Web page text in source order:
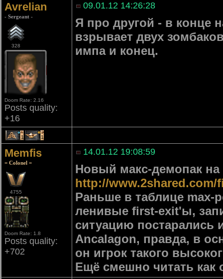
Avrelian
- Sergeant -
328
Doom Rate: 2.16
Posts quality:
+16
09.01.12 14:26:28
Я про другой - в конце
взрывает двух
импа и конец.
1 1
Memfis
= Colonel =
4755
Doom Rate: 1.8
Posts quality:
+702
14.01.12 19:08:59
Новый макс-демопак на
http://www.2shared.com/
Раньше в таблице max-
ленивые first-exit'ы,
ситуацию постарались
Ancalagon, правда, в
он игрок такого
Ещё смешно читать как